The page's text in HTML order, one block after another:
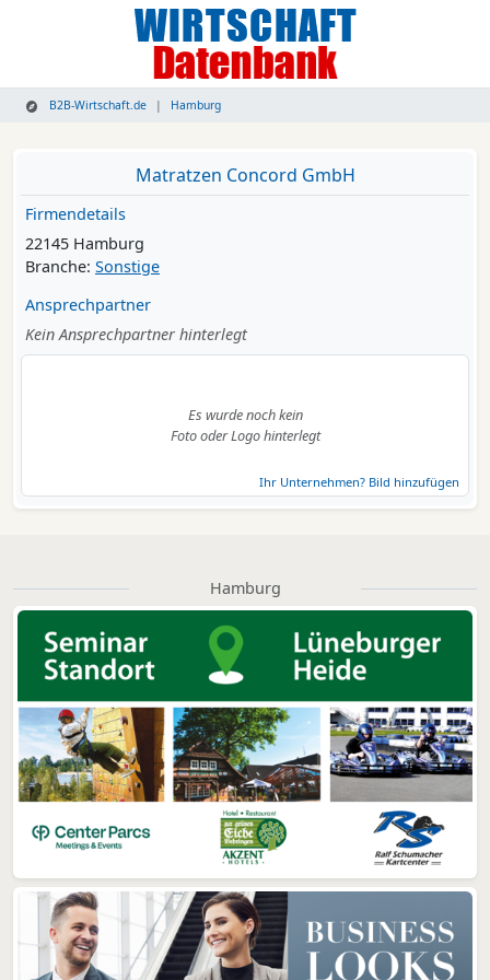
B2B-Wirtschaft.de Hamburg
Matratzen Concord GmbH
Firmendetails
22145 Hamburg
Branche: Sonstige
Ansprechpartner
Kein Ansprechpartner hinterlegt
Es wurde noch kein
Foto oder Logo hinterlegt
Ihr Unternehmen? Bild hinzufügen
Hamburg